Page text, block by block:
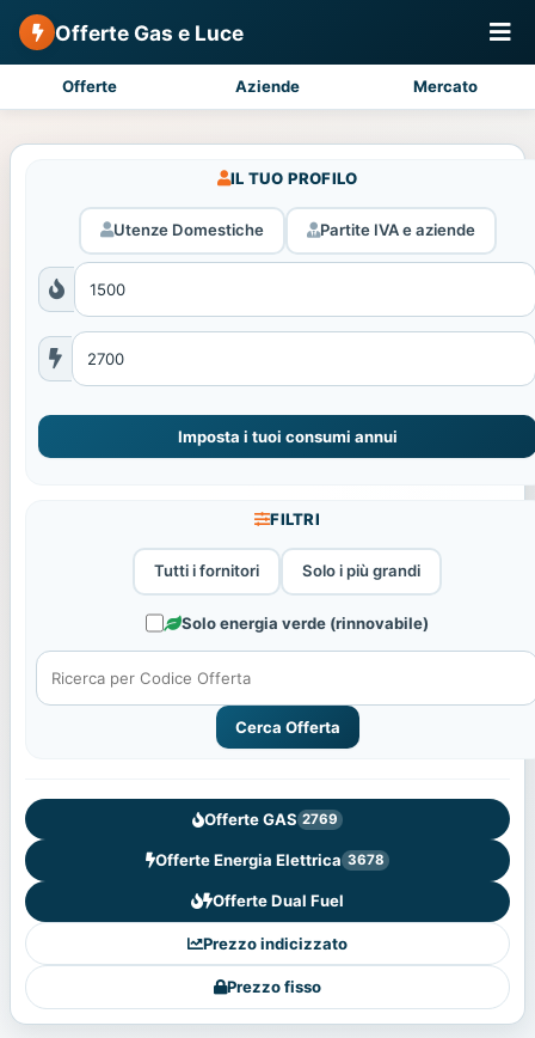
Offerte Gas e Luce
Offerte Aziende Mercato
IL TUO PROFILO
Utenze Domestiche Partite IVA e aziende
Imposta i tuoi consumi annui
FILTRI
Tutti i fornitori Solo i più grandi
Solo energia verde (rinnovabile)
Cerca Offerta
Offerte GAS 2769
Offerte Energia Elettrica 3678
Offerte Dual Fuel
Prezzo indicizzato
Prezzo fisso